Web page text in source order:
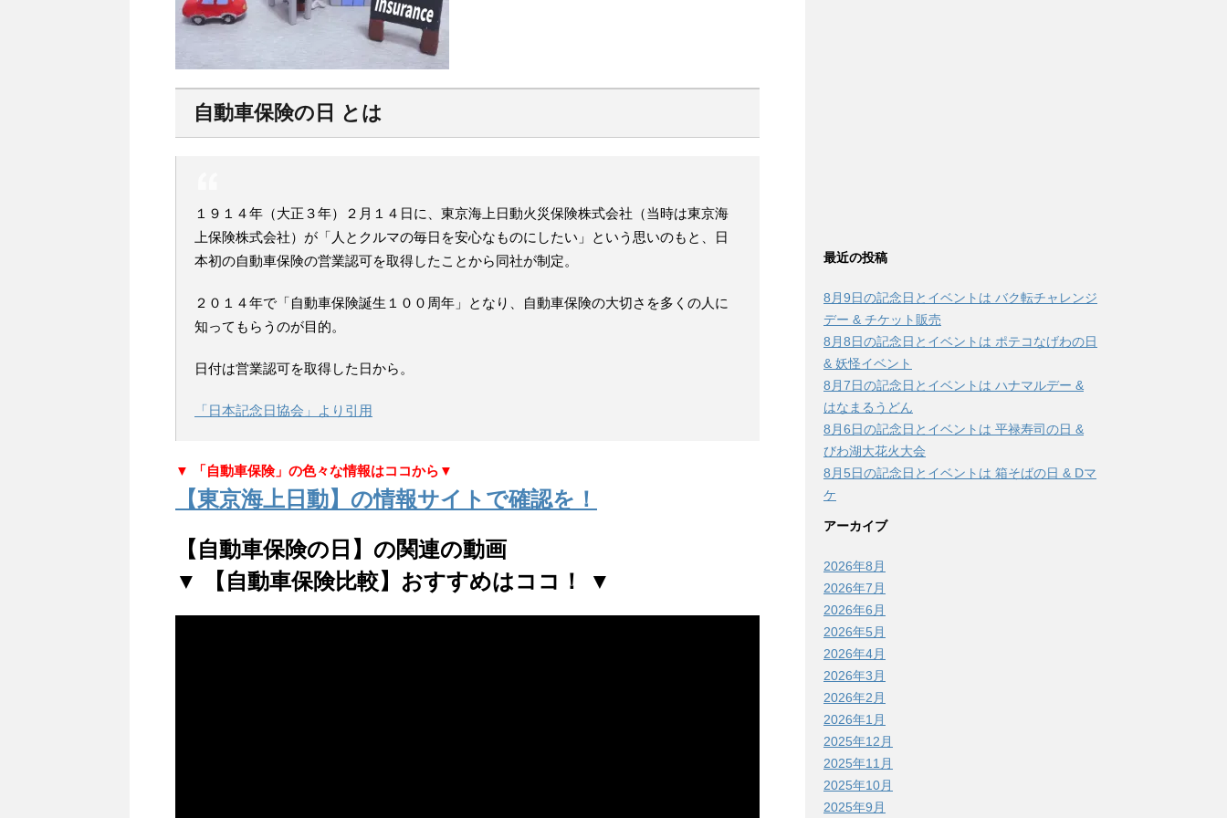
自動車保険の日 とは
１９１４年（大正３年）２月１４日に、東京海上日動火災保険株式会社（当時は東京海
上保険株式会社）が「人とクルマの毎日を安心なものにしたい」という思いのもと、日
本初の自動車保険の営業認可を取得したことから同社が制定。
２０１４年で「自動車保険誕生１００周年」となり、自動車保険の大切さを多くの人に
知ってもらうのが目的。
日付は営業認可を取得した日から。
「日本記念日協会」より引用
▼ 「自動車保険」の色々な情報はココから▼
【東京海上日動】の情報サイトで確認を！
【自動車保険の日】の関連の動画
▼ 【自動車保険比較】おすすめはココ！ ▼
最近の投稿
8月9日の記念日とイベントは バク転チャレンジ
デー & チケット販売
8月8日の記念日とイベントは ポテコなげわの日
& 妖怪イベント
8月7日の記念日とイベントは ハナマルデー &
はなまるうどん
8月6日の記念日とイベントは 平禄寿司の日 &
びわ湖大花火大会
8月5日の記念日とイベントは 箱そばの日 & Dマ
ケ
アーカイブ
2026年8月
2026年7月
2026年6月
2026年5月
2026年4月
2026年3月
2026年2月
2026年1月
2025年12月
2025年11月
2025年10月
2025年9月